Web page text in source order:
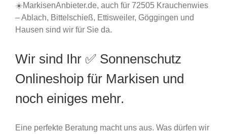
☀️MarkisenAnbieter.de, auch für 72505 Krauchenwies
– Ablach, Bittelschieß, Ettisweiler, Göggingen und
Hausen sind wir für Sie da.
Wir sind Ihr ✅ Sonnenschutz
Onlineshoip für Markisen und
noch einiges mehr.
Eine perfekte Beratung macht uns aus. Was dürfen wir